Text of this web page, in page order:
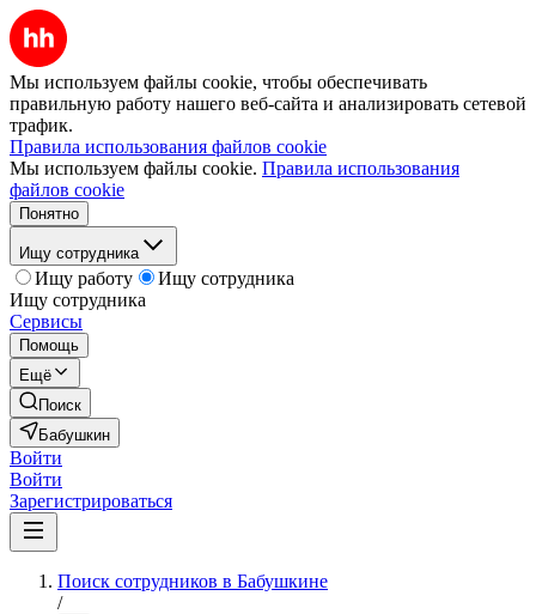
Мы используем файлы cookie, чтобы обеспечивать
правильную работу нашего веб-сайта и анализировать сетевой
трафик.
Правила использования файлов cookie
Мы используем файлы cookie. Правила использования
файлов cookie
Понятно
Ищу сотрудника
Ищу работу
Ищу сотрудника
Ищу сотрудника
Сервисы
Помощь
Ещё
Поиск
Бабушкин
Войти
Войти
Зарегистрироваться
Поиск сотрудников в Бабушкине
/